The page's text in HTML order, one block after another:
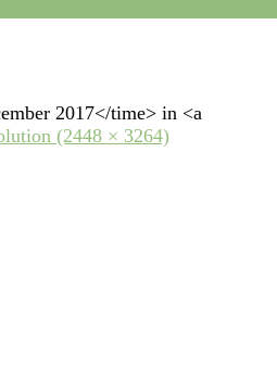
2017</time> in <a
(2448 × 3264)